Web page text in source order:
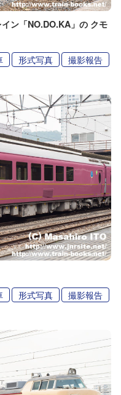
ン「NO.DO.KA」の クモ
形式写真 撮影報告
形式写真 撮影報告